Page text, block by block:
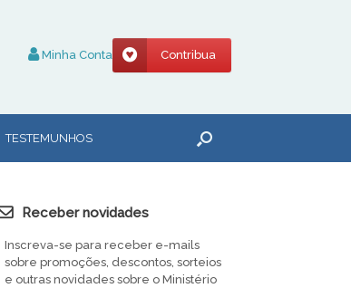
Minha Conta Contribua
TESTEMUNHOS
Receber novidades
Inscreva-se para receber e-mails
sobre promoções, descontos, sorteios
e outras novidades sobre o Ministério